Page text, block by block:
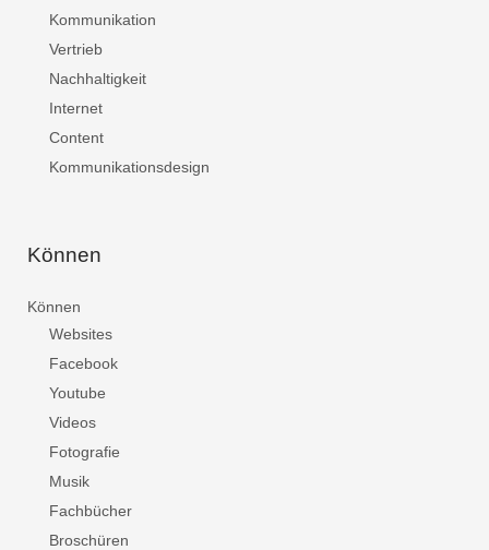
Kommunikation
Vertrieb
Nachhaltigkeit
Internet
Content
Kommunikationsdesign
Können
Können
Websites
Facebook
Youtube
Videos
Fotografie
Musik
Fachbücher
Broschüren